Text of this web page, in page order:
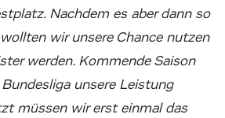
Nachdem es aber dann so
wir unsere Chance nutzen
werden. Kommende Saison
unsere Leistung
müssen wir erst einmal das